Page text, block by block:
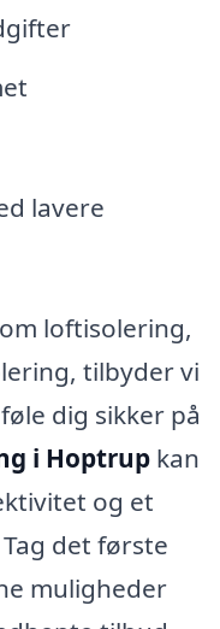
lavere
loftisolering,
tilbyder vi
dig sikker på
i Hoptrup kan
og et
det første
muligheder